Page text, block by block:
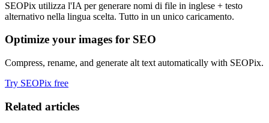
SEOPix utilizza l'IA per generare nomi di file in inglese + testo
alternativo nella lingua scelta. Tutto in un unico caricamento.
Optimize your images for SEO
Compress, rename, and generate alt text automatically with SEOPix.
Try SEOPix free
Related articles